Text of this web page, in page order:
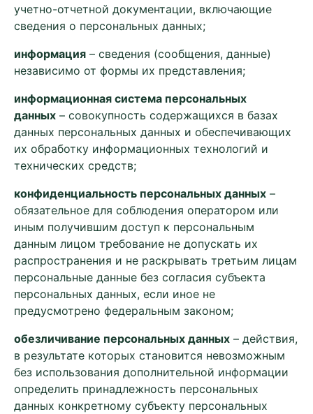
учетно-отчетной документации, включающие
сведения о персональных данных;
информация – сведения (сообщения, данные)
независимо от формы их представления;
информационная система персональных
данных – совокупность содержащихся в базах
данных персональных данных и обеспечивающих
их обработку информационных технологий и
технических средств;
конфиденциальность персональных данных –
обязательное для соблюдения оператором или
иным получившим доступ к персональным
данным лицом требование не допускать их
распространения и не раскрывать третьим лицам
персональные данные без согласия субъекта
персональных данных, если иное не
предусмотрено федеральным законом;
обезличивание персональных данных – действия,
в результате которых становится невозможным
без использования дополнительной информации
определить принадлежность персональных
данных конкретному субъекту персональных